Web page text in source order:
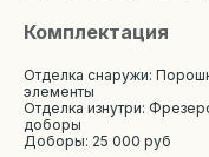
Комплектация
Отделка снаружи:
элементы
Отделка изнутри:
доборы
Доборы: 25 000 руб